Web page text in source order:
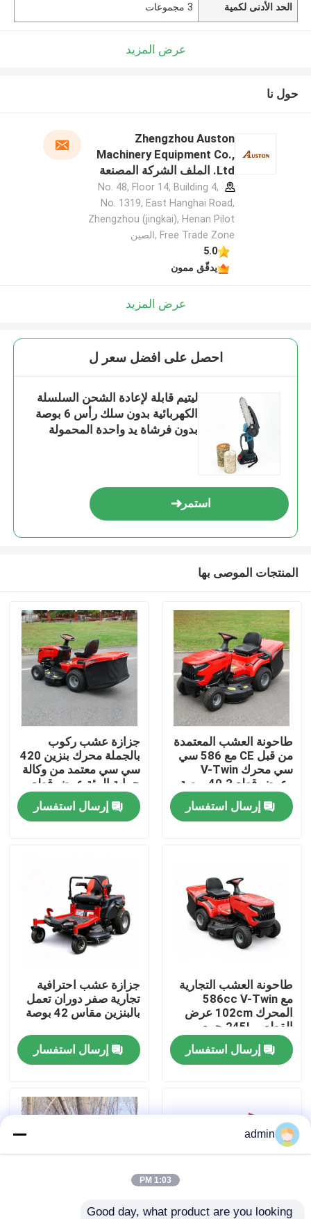
المنزل
فيديوهات
حولنا
عرض المصنع
اتصل بنا
بالمنشار البنزين
منشار كهربائي
الحد الأدنى لكمية 3 مجموعات
عرض المزيد
حول نا
Zhengzhou Auston
Machinery Equipment Co.,
Ltd. الملف الشركة المصنعة
No. 48, Floor 14, Building 4,
No. 1319, East Hanghai Road,
Zhengzhou (jingkai), Henan Pilot
Free Trade Zone ,الصين
5.0
يدقّق ممون
عرض المزيد
احصل على افضل سعر ل
ليتيم قابلة لإعادة الشحن السلسلة
الكهربائية بدون سلك رأس 6 بوصة
بدون فرشاة يد واحدة المحمولة
استمر
المنتجات الموصى بها
طاحونة العشب المعتمدة
من قبل CE مع 586 سي
سي محرك V-Twin
وعرض قطع 40.2 بوصة
مصطاد العشب
إرسال استفسار
جزازة عشب ركوب
بالجملة محرك بنزين 420
سي سي معتمد من وكالة
حماية البيئة عرض قطع
38 بوصة دعم مصنعي
المعدات الأصلية
إرسال استفسار
طاحونة العشب التجارية
مع 586cc V-Twin
المحرك 102cm عرض
القطع و 245L جمع
العشب
إرسال استفسار
جزازة عشب احترافية
تجارية صفر دوران تعمل
بالبنزين مقاس 42 بوصة
إرسال استفسار
admin
1:03 PM
Good day, what product are you looking